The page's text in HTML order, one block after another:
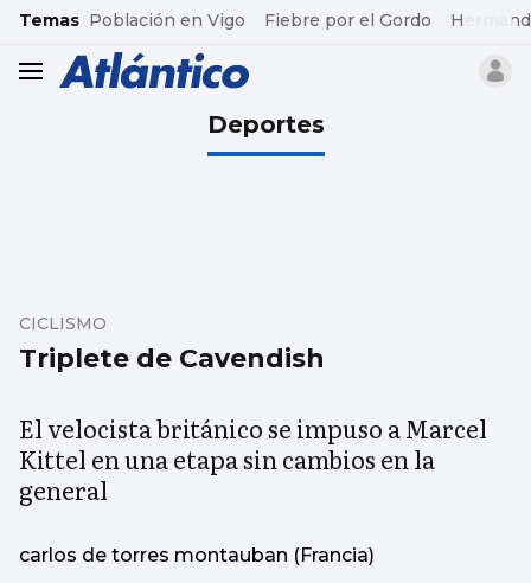
common.go-to-content
Temas Población en Vigo Fiebre por el Gordo
header.menu.open
Deportes
Triplete de Cavendish
CICLISMO
El velocista británico se impuso a Marcel
Kittel en una etapa sin cambios en la
general
carlos de torres montauban (Francia)